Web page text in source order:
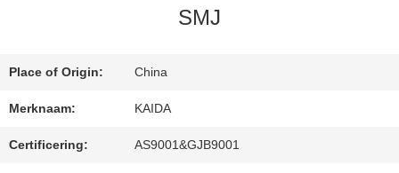
VRAAG
SMJ
Place of Origin: China
Merknaam: KAIDA
Certificering: AS9001&GJB9001